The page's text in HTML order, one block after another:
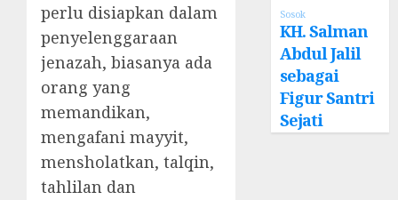
perlu disiapkan dalam
penyelenggaraan
jenazah, biasanya ada
orang yang
memandikan,
mengafani mayyit,
mensholatkan, talqin,
tahlilan dan
Sosok
KH. Salman
Abdul Jalil
sebagai
Figur Santri
Sejati